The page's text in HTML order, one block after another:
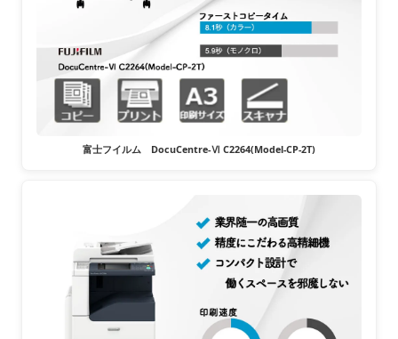
富士フイルム DocuCentre-Ⅵ C2264(Model-CP-2T)